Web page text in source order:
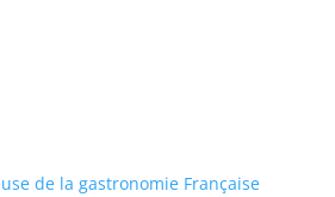
de la gastronomie Française